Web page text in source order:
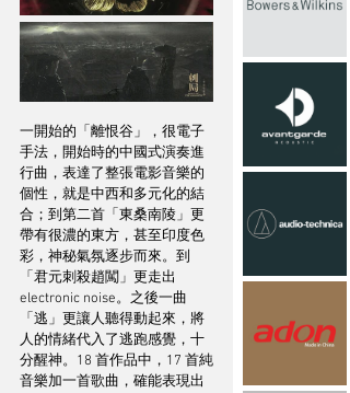
一開始的「離恨谷」，很電子
手法，開始時的中國式演奏進
行曲，表達了整張電影音樂的
個性，就是中西和多元化的結
合；到第二首「東桑南陵」更
帶有很濃的東方，甚至印度色
彩，神秘氣氛逐步而來。到
「君元刺殺趙闖」更走出
electronic noise。之後一曲
「逃」更讓人聽得動起來，將
人的情緒代入了逃跑感覺，十
分醒神。18 首作品中，17 首純
音樂加一首歌曲，確能表現出